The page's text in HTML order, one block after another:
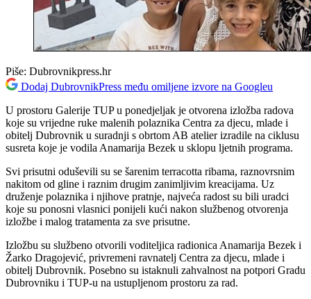
Piše: Dubrovnikpress.hr
Dodaj DubrovnikPress među omiljene izvore na Googleu
U prostoru Galerije TUP u ponedjeljak je otvorena izložba radova
koje su vrijedne ruke malenih polaznika Centra za djecu, mlade i
obitelj Dubrovnik u suradnji s obrtom AB atelier izradile na ciklusu
susreta koje je vodila Anamarija Bezek u sklopu ljetnih programa.
Svi prisutni oduševili su se šarenim terracotta ribama, raznovrsnim
nakitom od gline i raznim drugim zanimljivim kreacijama. Uz
druženje polaznika i njihove pratnje, najveća radost su bili uradci
koje su ponosni vlasnici ponijeli kući nakon službenog otvorenja
izložbe i malog tratamenta za sve prisutne.
Izložbu su službeno otvorili voditeljica radionica Anamarija Bezek i
Žarko Dragojević, privremeni ravnatelj Centra za djecu, mlade i
obitelj Dubrovnik. Posebno su istaknuli zahvalnost na potpori Gradu
Dubrovniku i TUP-u na ustupljenom prostoru za rad.